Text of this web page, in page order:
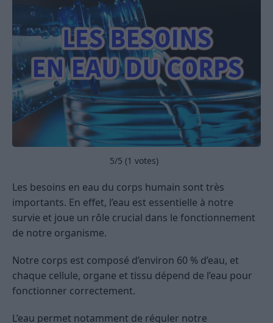
5/5 (1 votes)
Les besoins en eau du corps humain sont très
importants. En effet, l’eau est essentielle à notre
survie et joue un rôle crucial dans le fonctionnement
de notre organisme.
Notre corps est composé d’environ 60 % d’eau, et
chaque cellule, organe et tissu dépend de l’eau pour
fonctionner correctement.
L’eau permet notamment de réguler notre